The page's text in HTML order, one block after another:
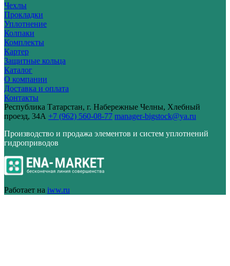
Чехлы
Прокладки
Уплотнение
Колпаки
Комплекты
Картер
Защитные кольца
Каталог
О компании
Доставка и оплата
Контакты
Республика Татарстан, г. Набережные Челны, Хлебный
проезд, 34А +7 (962) 560-08-77 manager-bigstock@ya.ru
Производство и продажа элементов и систем уплотнений
гидроприводов
Работает на iww.ru